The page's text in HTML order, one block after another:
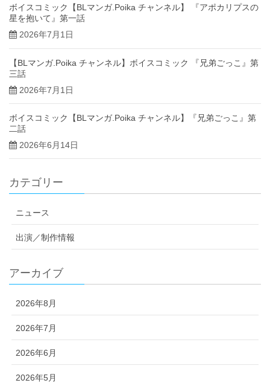
ボイスコミック【BLマンガ.Poika チャンネル】 『アポカリプスの
星を抱いて』第一話
2026年7月1日
【BLマンガ.Poika チャンネル】ボイスコミック 『兄弟ごっこ』第
三話
2026年7月1日
ボイスコミック【BLマンガ.Poika チャンネル】『兄弟ごっこ』第
二話
2026年6月14日
カテゴリー
ニュース
出演／制作情報
アーカイブ
2026年8月
2026年7月
2026年6月
2026年5月